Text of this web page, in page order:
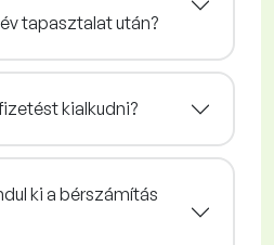
tapasztalat után?
kialkudni?
ki a bérszámítás